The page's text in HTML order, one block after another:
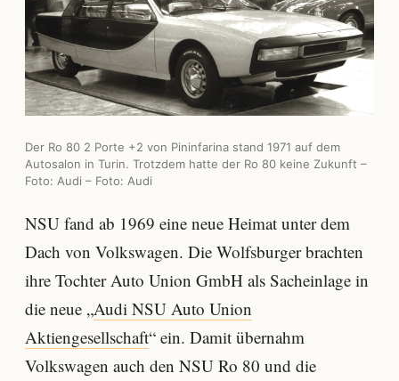
Der Ro 80 2 Porte +2 von Pininfarina stand 1971 auf dem
Autosalon in Turin. Trotzdem hatte der Ro 80 keine Zukunft –
Foto: Audi – Foto: Audi
NSU fand ab 1969 eine neue Heimat unter dem
Dach von Volkswagen. Die Wolfsburger brachten
ihre Tochter Auto Union GmbH als Sacheinlage in
die neue „Audi NSU Auto Union
Aktiengesellschaft“ ein. Damit übernahm
Volkswagen auch den NSU Ro 80 und die